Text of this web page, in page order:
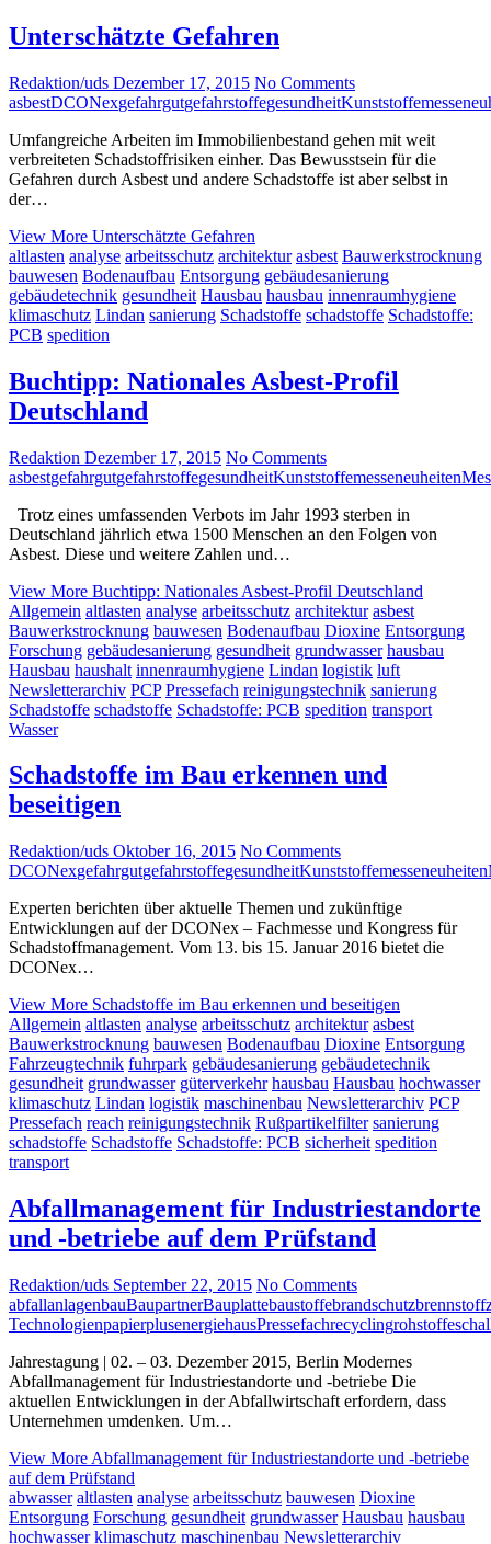
Unterschätzte Gefahren
Redaktion/uds Dezember 17, 2015 No Comments
asbestDCONexgefahrgutgefahrstoffegesundheitKunststoffe
Umfangreiche Arbeiten im Immobilienbestand gehen mit weit
verbreiteten Schadstoffrisiken einher. Das Bewusstsein für die
Gefahren durch Asbest und andere Schadstoffe ist aber selbst in
der…
View More Unterschätzte Gefahren
altlasten analyse arbeitsschutz architektur asbest Bauwerkstrocknung
bauwesen Bodenaufbau Entsorgung gebäudesanierung
gebäudetechnik gesundheit Hausbau hausbau innenraumhygiene
klimaschutz Lindan sanierung Schadstoffe schadstoffe Schadstoffe:
PCB spedition
Buchtipp: Nationales Asbest-Profil
Deutschland
Redaktion Dezember 17, 2015 No Comments
asbestgefahrgutgefahrstoffegesundheitKunststoffemesseneuheiten
Trotz eines umfassenden Verbots im Jahr 1993 sterben in
Deutschland jährlich etwa 1500 Menschen an den Folgen von
Asbest. Diese und weitere Zahlen und…
View More Buchtipp: Nationales Asbest-Profil Deutschland
Allgemein altlasten analyse arbeitsschutz architektur asbest
Bauwerkstrocknung bauwesen Bodenaufbau Dioxine Entsorgung
Forschung gebäudesanierung gesundheit grundwasser hausbau
Hausbau haushalt innenraumhygiene Lindan logistik luft
Newsletterarchiv PCP Pressefach reinigungstechnik sanierung
Schadstoffe schadstoffe Schadstoffe: PCB spedition transport
Wasser
Schadstoffe im Bau erkennen und
beseitigen
Redaktion/uds Oktober 16, 2015 No Comments
DCONexgefahrgutgefahrstoffegesundheitKunststoffemesseneuheiten
Experten berichten über aktuelle Themen und zukünftige
Entwicklungen auf der DCONex – Fachmesse und Kongress für
Schadstoffmanagement. Vom 13. bis 15. Januar 2016 bietet die
DCONex…
View More Schadstoffe im Bau erkennen und beseitigen
Allgemein altlasten analyse arbeitsschutz architektur asbest
Bauwerkstrocknung bauwesen Bodenaufbau Dioxine Entsorgung
Fahrzeugtechnik fuhrpark gebäudesanierung gebäudetechnik
gesundheit grundwasser güterverkehr hausbau Hausbau hochwasser
klimaschutz Lindan logistik maschinenbau Newsletterarchiv PCP
Pressefach reach reinigungstechnik Rußpartikelfilter sanierung
schadstoffe Schadstoffe Schadstoffe: PCB sicherheit spedition
transport
Abfallmanagement für Industriestandorte
und -betriebe auf dem Prüfstand
Redaktion/uds September 22, 2015 No Comments
abfallanlagenbauBaupartnerBauplattebaustoffebrandschutz
TechnologienpapierplusenergiehausPressefachrecyclingrohstoffe
Jahrestagung | 02. – 03. Dezember 2015, Berlin Modernes
Abfallmanagement für Industriestandorte und -betriebe Die
aktuellen Entwicklungen in der Abfallwirtschaft erfordern, dass
Unternehmen umdenken. Um…
View More Abfallmanagement für Industriestandorte und -betriebe
auf dem Prüfstand
abwasser altlasten analyse arbeitsschutz bauwesen Dioxine
Entsorgung Forschung gesundheit grundwasser Hausbau hausbau
hochwasser klimaschutz maschinenbau Newsletterarchiv